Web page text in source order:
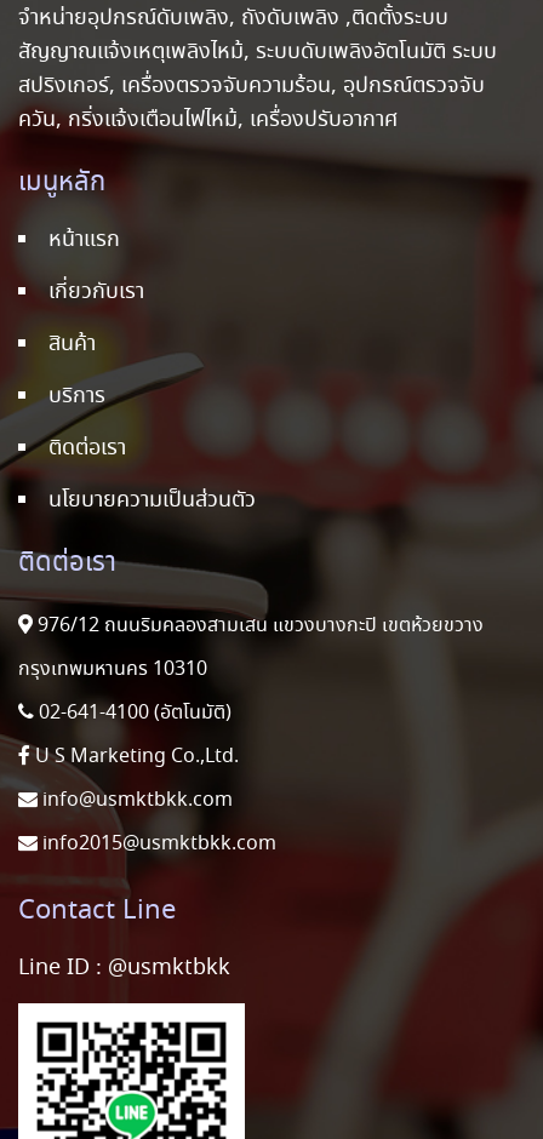
จำหน่ายอุปกรณ์ดับเพลิง, ถังดับเพลิง ,ติดตั้งระบบ
สัญญาณแจ้งเหตุเพลิงไหม้, ระบบดับเพลิงอัตโนมัติ ระบบ
สปริงเกอร์, เครื่องตรวจจับความร้อน, อุปกรณ์ตรวจจับ
ควัน, กริ่งแจ้งเตือนไฟไหม้, เครื่องปรับอากาศ
เมนูหลัก
หน้าแรก
เกี่ยวกับเรา
สินค้า
บริการ
ติดต่อเรา
นโยบายความเป็นส่วนตัว
ติดต่อเรา
976/12 ถนนริมคลองสามเสน แขวงบางกะปิ เขตห้วยขวาง
กรุงเทพมหานคร 10310
02-641-4100 (อัตโนมัติ)
U S Marketing Co.,Ltd.
info@usmktbkk.com
info2015@usmktbkk.com
Contact Line
Line ID : @usmktbkk